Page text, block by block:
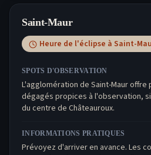
Saint-Maur
Heure de l'éclipse à Saint-
SPOTS D'OBSERVATION
L'agglomération de Saint-Maur offre
dégagés propices à l'observation,
du centre de Châteauroux.
INFORMATIONS PRATIQUES
Prévoyez d'arriver en avance. Les